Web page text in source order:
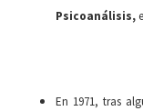
Psicoanálisis,
En 1971, tras